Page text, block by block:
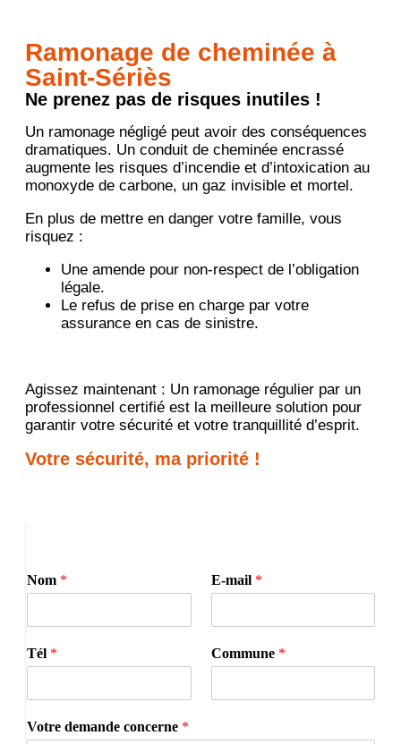
Ramonage de cheminée à
Saint-Sériès
Ne prenez pas de risques inutiles !
Un ramonage négligé peut avoir des conséquences
dramatiques. Un conduit de cheminée encrassé
augmente les risques d’incendie et d’intoxication au
monoxyde de carbone, un gaz invisible et mortel.
En plus de mettre en danger votre famille, vous
risquez :
Une amende pour non-respect de l’obligation
légale.
Le refus de prise en charge par votre
assurance en cas de sinistre.
Agissez maintenant : Un ramonage régulier par un
professionnel certifié est la meilleure solution pour
garantir votre sécurité et votre tranquillité d’esprit.
Votre sécurité, ma priorité !
Nom * E-mail *
Tél * Commune *
Votre demande concerne *